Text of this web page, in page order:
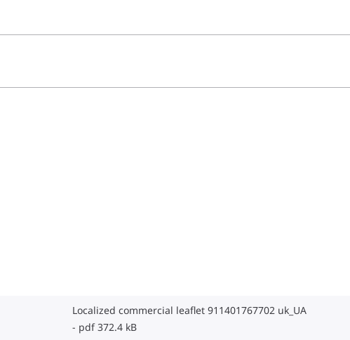
Localized commercial leaflet 911401767702 uk_UA
pdf 372.4 kB